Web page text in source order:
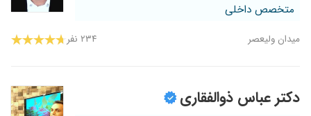
متخصص داخلی
میدان ولیعصر ۲۳۴ نفر
دکتر عباس ذوالفقاری